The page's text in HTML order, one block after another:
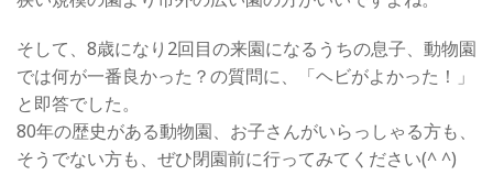
そして、8歳になり2回目の来園になるうちの息子、動物園
では何が一番良かった？の質問に、「ヘビがよかった！」
と即答でした。
80年の歴史がある動物園、お子さんがいらっしゃる方も、
そうでない方も、ぜひ閉園前に行ってみてください(^ ^)